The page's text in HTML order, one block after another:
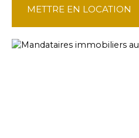
METTRE EN LOCATION